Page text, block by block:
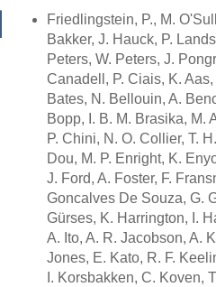
Friedlingstein, P., M.
Bakker, J. Hauck, P.
Peters, W. Peters, J.
Canadell, P. Ciais, K.
Bates, N. Bellouin, A.
Bopp, I. B. M. Brasika, M.
P. Chini, N. O. Collier, T.
Dou, M. P. Enright, K.
J. Ford, A. Foster, F.
Goncalves De Souza, G.
Gürses, K. Harrington, I.
A. Ito, A. R. Jacobson, A.
Jones, E. Kato, R. F.
I. Korsbakken, C. Koven,